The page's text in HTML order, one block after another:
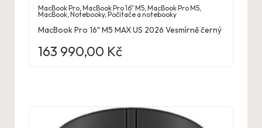
MacBook Pro,MacBook Pro 16" M5,MacBook Pro M5,
MacBook,Notebooky,Počítače a notebooky
MacBook Pro 16″ M5 MAX US 2026 Vesmírně černý
163 990,00 Kč